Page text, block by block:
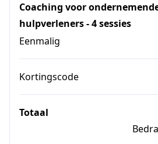
Coaching voor
hulpverleners - 4 sessies
Eenmalig
Kortingscode
Totaal